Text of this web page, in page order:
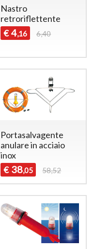
Nastro
retroriflettente
€ 4,16 6,40
Portasalvagente
anulare in acciaio
inox
€ 38,05 58,52